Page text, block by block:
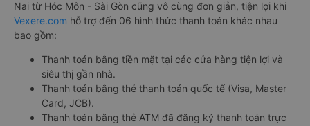
Nai từ Hóc Môn - Sài Gòn cũng vô cùng đơn giản, tiện lợi khi
Vexere.com hỗ trợ đến 06 hình thức thanh toán khác nhau
bao gồm:
Thanh toán bằng tiền mặt tại các cửa hàng tiện lợi và
siêu thị gần nhà.
Thanh toán bằng thẻ thanh toán quốc tế (Visa, Master
Card, JCB).
Thanh toán bằng thẻ ATM đã đăng ký thanh toán trực